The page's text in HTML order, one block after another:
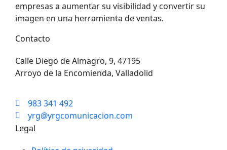
empresas a aumentar su visibilidad y convertir su
imagen en una herramienta de ventas.
Contacto
Calle Diego de Almagro, 9, 47195
Arroyo de la Encomienda, Valladolid
983 341 492
yrg@yrgcomunicacion.com
Legal